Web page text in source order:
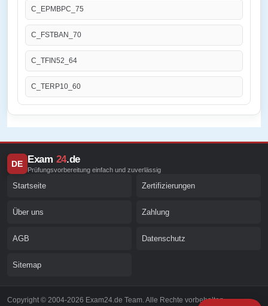
C_EPMBPC_75
C_FSTBAN_70
C_TFIN52_64
C_TERP10_60
DE Exam 24.de
Prüfungsvorbereitung einfach und zuverlässig
Startseite Zertifizierungen
Über uns Zahlung
AGB Datenschutz
Sitemap
Copyright © 2004-2026 Exam24.de Team. Alle Rechte vorbehalten.